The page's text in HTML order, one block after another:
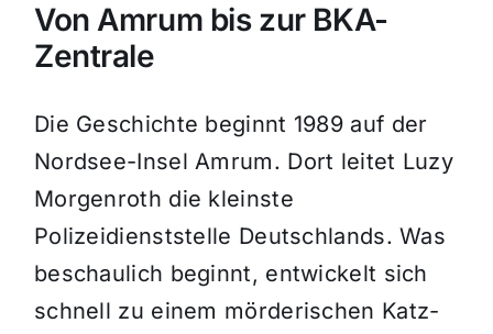
Von Amrum bis zur BKA-
Zentrale
Die Geschichte beginnt 1989 auf der
Nordsee-Insel Amrum. Dort leitet Luzy
Morgenroth die kleinste
Polizeidienststelle Deutschlands. Was
beschaulich beginnt, entwickelt sich
schnell zu einem mörderischen Katz-